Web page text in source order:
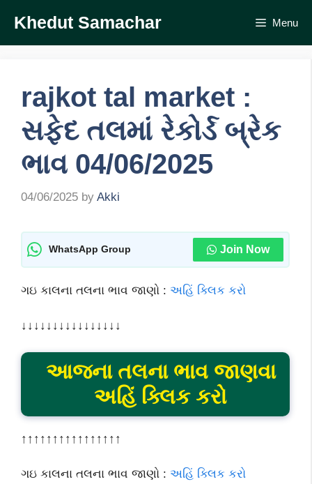
content
Khedut Samachar Menu
rajkot tal market :
સફેદ તલમાં રેકોર્ડ બ્રેક
ભાવ 04/06/2025
04/06/2025 by Akki
WhatsApp Group Join Now
ગઇ કાલના તલના ભાવ જાણો : અહિં ક્લિક કરો
↓↓↓↓↓↓↓↓↓↓↓↓↓↓↓↓
આજના તલના ભાવ જાણવા
અહિં ક્લિક કરો
↑↑↑↑↑↑↑↑↑↑↑↑↑↑↑↑
ગઇ કાલના તલના ભાવ જાણો : અહિં ક્લિક કરો